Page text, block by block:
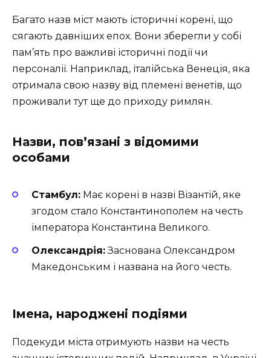
Багато назв міст мають історичні корені, що
сягають давніших епох. Вони зберегли у собі
пам’ять про важливі історичні події чи
персоналії. Наприклад, італійська Венеція, яка
отримала свою назву від племені венетів, що
проживали тут ще до приходу римлян.
Назви, пов’язані з відомими
особами
Стамбул: Має корені в назві Візантій, яке
згодом стало Константинополем на честь
імператора Константина Великого.
Олександрія:Заснована Олександром
Македонським і названа на його честь.
Імена, народжені подіями
Подекуди міста отримують назви на честь